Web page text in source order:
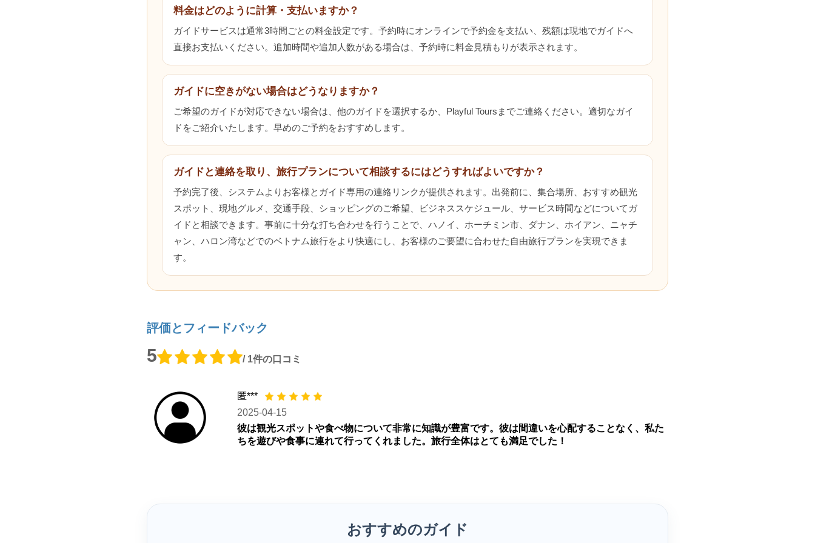
料金はどのように計算・支払いますか？
ガイドサービスは通常3時間ごとの料金設定です。予約時にオンラインで予約金を支払い、残額は現地でガイドへ
直接お支払いください。追加時間や追加人数がある場合は、予約時に料金見積もりが表示されます。
ガイドに空きがない場合はどうなりますか？
ご希望のガイドが対応できない場合は、他のガイドを選択するか、Playful Toursまでご連絡ください。適切なガイ
ドをご紹介いたします。早めのご予約をおすすめします。
ガイドと連絡を取り、旅行プランについて相談するにはどうすればよいですか？
予約完了後、システムよりお客様とガイド専用の連絡リンクが提供されます。出発前に、集合場所、おすすめ観光
スポット、現地グルメ、交通手段、ショッピングのご希望、ビジネススケジュール、サービス時間などについてガ
イドと相談できます。事前に十分な打ち合わせを行うことで、ハノイ、ホーチミン市、ダナン、ホイアン、ニャチ
ャン、ハロン湾などでのベトナム旅行をより快適にし、お客様のご要望に合わせた自由旅行プランを実現できま
す。
評価とフィードバック
5 / 1件の口コミ
匿***
2025-04-15
彼は観光スポットや食べ物について非常に知識が豊富です。彼は間違いを心配することなく、私た
ちを遊びや食事に連れて行ってくれました。旅行全体はとても満足でした！
おすすめのガイド